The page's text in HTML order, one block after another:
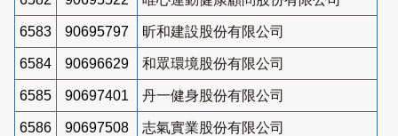
6583 90695797 昕和建設股份有限公司
6584 90696629 和眾環境股份有限公司
6585 90697401 丹一健身股份有限公司
6586 90697508 志氣實業股份有限公司